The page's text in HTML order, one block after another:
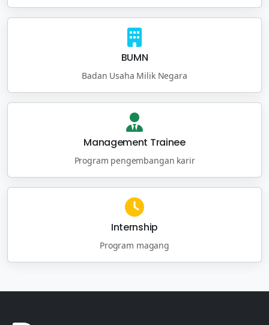
BUMN
Badan Usaha Milik Negara
Management Trainee
Program pengembangan karir
Internship
Program magang